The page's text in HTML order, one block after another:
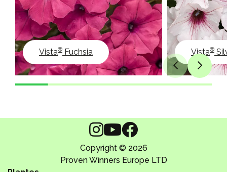
Vista® Fuchsia Vista®
Copyright © 2026
Proven Winners Europe LTD